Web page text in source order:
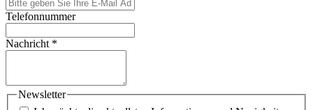
Telefonnummer
Nachricht *
Newsletter